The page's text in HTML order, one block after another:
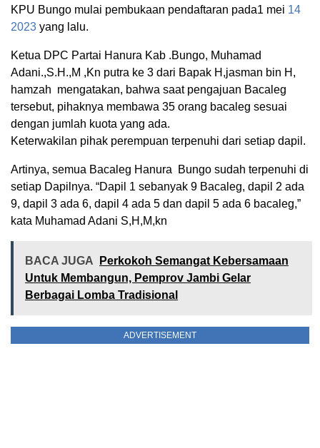
KPU Bungo mulai pembukaan pendaftaran pada1 mei 14
2023 yang lalu.
Ketua DPC Partai Hanura Kab .Bungo, Muhamad
Adani.,S.H.,M ,Kn putra ke 3 dari Bapak H,jasman bin H,
hamzah mengatakan, bahwa saat pengajuan Bacaleg
tersebut, pihaknya membawa 35 orang bacaleg sesuai
dengan jumlah kuota yang ada.
Keterwakilan pihak perempuan terpenuhi dari setiap dapil.
Artinya, semua Bacaleg Hanura Bungo sudah terpenuhi di
setiap Dapilnya. “Dapil 1 sebanyak 9 Bacaleg, dapil 2 ada
9, dapil 3 ada 6, dapil 4 ada 5 dan dapil 5 ada 6 bacaleg,”
kata Muhamad Adani S,H,M,kn
BACA JUGA
Perkokoh Semangat Kebersamaan
Untuk Membangun, Pemprov Jambi Gelar
Berbagai Lomba Tradisional
ADVERTISEMENT